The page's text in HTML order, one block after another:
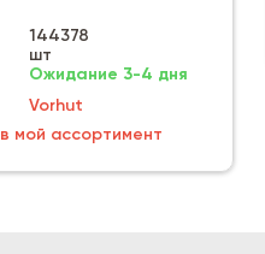
144378
шт
Ожидание 3-4 дня
Vorhut
мой ассортимент